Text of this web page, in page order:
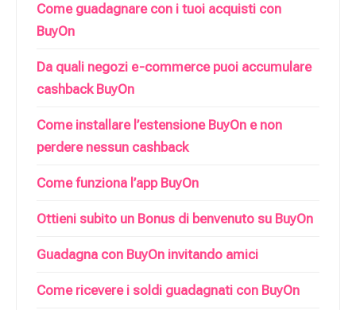
Come guadagnare con i tuoi acquisti con
BuyOn
Da quali negozi e-commerce puoi accumulare
cashback BuyOn
Come installare l’estensione BuyOn e non
perdere nessun cashback
Come funziona l’app BuyOn
Ottieni subito un Bonus di benvenuto su BuyOn
Guadagna con BuyOn invitando amici
Come ricevere i soldi guadagnati con BuyOn